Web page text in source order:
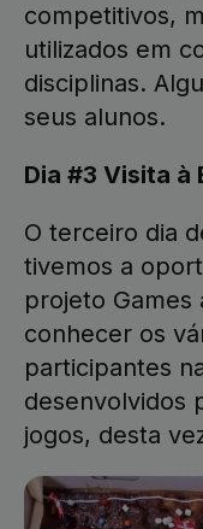
competitivos,
utilizados em
disciplinas.
seus alunos.
Dia #3 Visita à
O terceiro dia
tivemos a
projeto Games
conhecer os
participantes
desenvolvidos
jogos, desta